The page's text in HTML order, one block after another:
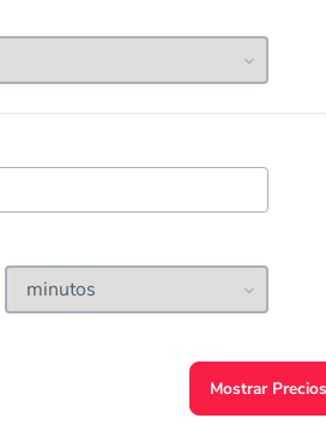
Mostrar Precios